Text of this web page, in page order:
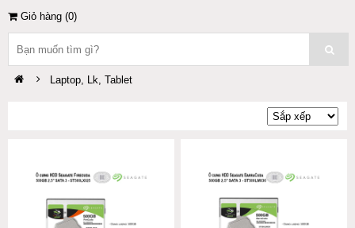
Giỏ hàng (0)
Laptop, Lk, Tablet